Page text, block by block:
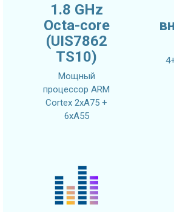
1.8 GHz
Octa-core
(UIS7862
TS10)
Мощный
процессор ARM
Cortex 2xA75 +
6xA55